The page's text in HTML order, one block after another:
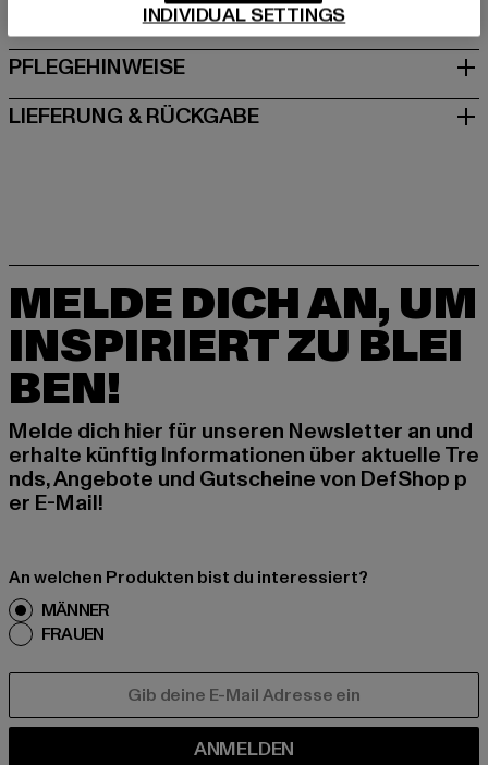
GRÖSSE & PASSFORM
PFLEGEHINWEISE
LIEFERUNG & RÜCKGABE
MELDE DICH AN, UM
INSPIRIERT ZU BLEI
BEN!
Melde dich hier für unseren Newsletter an und
erhalte künftig Informationen über aktuelle Tre
nds, Angebote und Gutscheine von DefShop p
er E-Mail!
An welchen Produkten bist du interessiert?
MÄNNER
FRAUEN
ANMELDEN
INDIVIDUAL SETTINGS